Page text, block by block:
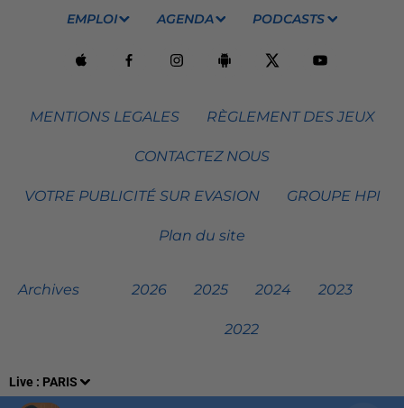
Live : PARIS
EMPLOI AGENDA PODCASTS
MENTIONS LEGALES RÈGLEMENT DES JEUX
CONTACTEZ NOUS
VOTRE PUBLICITÉ SUR EVASION GROUPE HPI
Plan du site
Archives 2026 2025 2024 2023
2022